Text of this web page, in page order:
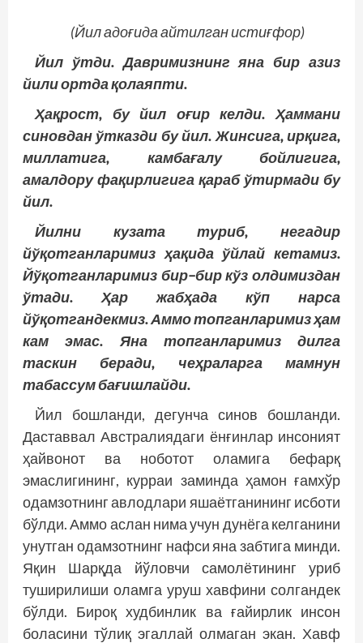
(Йил адоғида айтилган истиғфор)
Йил ўтди. Давримизнинг яна бир азиз
йили ортда қолаяпти.
Ҳақрост, бу йил оғир келди. Ҳаммани
синовдан ўтказди бу йил. Жинсига, ирқига,
миллатига, камбағалу бойлигига,
амалдору фақирлигига қараб ўтирмади бу
йил.
Йилни
кузата туриб,негадир
йўқотганларимиз ҳақида ўйлай кетамиз.
Йўқотганларимиз бир–бир кўз олдимиздан
ўтади. Ҳар жабҳада кўп
нарса
йўқотгандекмиз.Аммо топганларимиз ҳам
кам эмас. Яна топганларимиз дилга
таскин беради, чеҳраларга мамнун
табассум бағишлайди.
Йил бошланди, дегунча синов бошланди.
Даставвал Австралиядаги ёнғинлар инсоният
ҳайвонот ва ноботот оламига бефарқ
эмаслигининг, курраи заминда ҳамон ғамхўр
одамзотнинг авлодлари яшаётганининг исботи
бўлди. Аммо аслан нима учун дунёга келганини
унутган одамзотнинг нафси яна забтига минди.
Яқин Шарқда йўловчи самолётининг уриб
туширилиши оламга уруш хавфини солгандек
бўлди. Бироқ худбинлик ва ғайирлик инсон
боласини тўлиқ эгаллай олмаган экан. Хавф